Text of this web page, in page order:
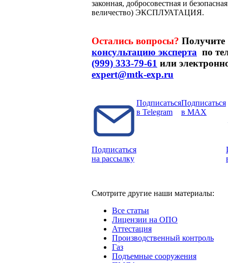
законная, добросовестная и
величество) ЭКСПЛУАТАЦИЯ.
Остались вопросы? Получите
консультацию эксперта по
(999) 333-79-61 или
expert@mtk-exp.ru
Подписаться
на рассылку
Подписаться
в Telegram
Подписаться
в MAX
Смотрите другие наши материалы:
Все статьи
Лицензии на ОПО
Аттестация
Производственный контроль
Газ
Подъемные сооружения